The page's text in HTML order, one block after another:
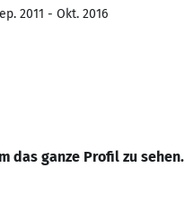
2011 - Okt. 2016
das ganze Profil zu sehen.